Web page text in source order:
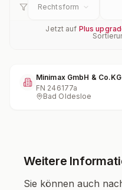
Rechtsform
Jetzt auf Plus
Minimax GmbH & Co.KG
FN 246177a
Bad Oldesloe
Weitere
Sie können auch